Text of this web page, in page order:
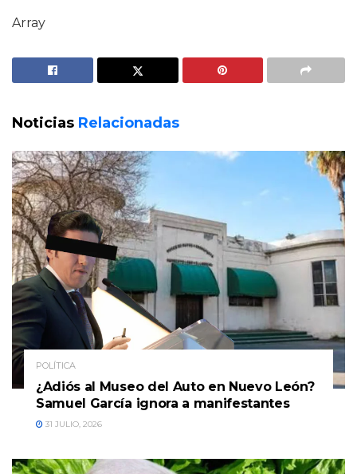
Array
Noticias Relacionadas
POLÍTICA
¿Adiós al Museo del Auto en Nuevo León?
Samuel García ignora a manifestantes
31 JULIO, 2026